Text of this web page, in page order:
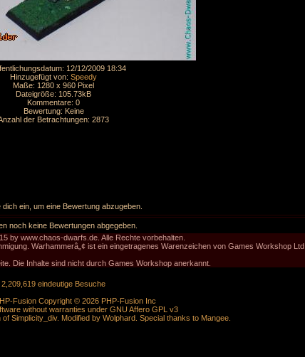
12/12/2009 18:34
Hinzugefügt von: Speedy
Maße: 1280 x 960 Pixel
Dateigröße: 105.73kB
Kommentare: 0
Bewertung: Keine
der Betrachtungen: 2873
dich ein, um eine Bewertung abzugeben.
noch keine Bewertungen abgegeben.
by www.chaos-dwarfs.de. Alle Rechte vorbehalten.
Warhammerâ„¢ ist ein eingetragenes Warenzeichen von Games Workshop Ltd.
Die Inhalte sind nicht durch Games Workshop anerkannt.
2,209,619 eindeutige Besuche
Fusion Copyright © 2026 PHP-Fusion Inc
without warranties under GNU Affero GPL v3
Simplicity_div. Modified by Wolphard. Special thanks to Mangee.